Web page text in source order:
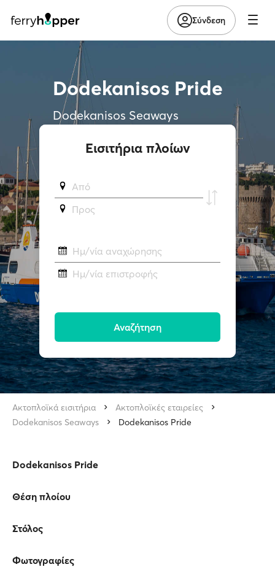
Σύνδεση
Dodekanisos Pride
Dodekanisos Seaways
Εισιτήρια πλοίων
Από
Προς
Ημ/νία αναχώρησης
Ημ/νία επιστροφής
Αναζήτηση
Ακτοπλοϊκά εισιτήρια
Ακτοπλοϊκές εταιρείες
Dodekanisos Seaways
Dodekanisos Pride
Dodekanisos Pride
Θέση πλοίου
Στόλος
Φωτογραφίες